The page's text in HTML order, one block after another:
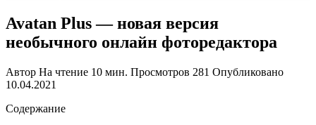
Avatan Plus — новая версия
необычного онлайн фоторедактора
Автор На чтение 10 мин. Просмотров 281 Опубликовано
10.04.2021
Содержание